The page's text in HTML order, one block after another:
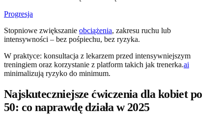
Progresja
Stopniowe zwiększanie obciążenia, zakresu ruchu lub
intensywności – bez pośpiechu, bez ryzyka.
W praktyce: konsultacja z lekarzem przed intensywniejszym
treningiem oraz korzystanie z platform takich jak trenerka.ai
minimalizują ryzyko do minimum.
Najskuteczniejsze ćwiczenia dla kobiet po
50: co naprawdę działa w 2025